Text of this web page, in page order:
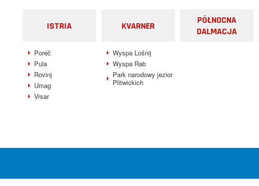
ISTRIA
Poreč
Pula
Rovinj
Umag
Vrsar
KVARNER
Wyspa Lošnij
Wyspa Rab
Park narodowy jezior
Plitwickich
PÓŁNOCNA
DALMACJA